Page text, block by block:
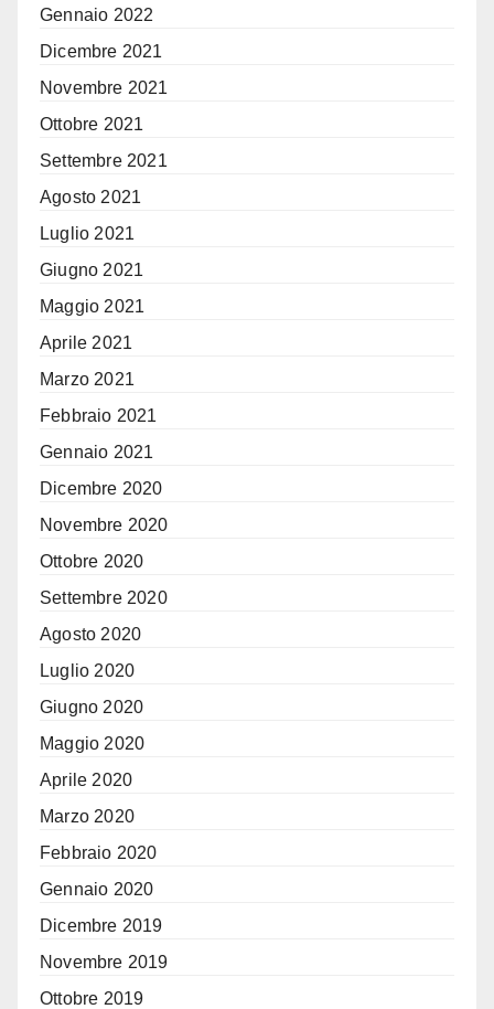
Gennaio 2022
Dicembre 2021
Novembre 2021
Ottobre 2021
Settembre 2021
Agosto 2021
Luglio 2021
Giugno 2021
Maggio 2021
Aprile 2021
Marzo 2021
Febbraio 2021
Gennaio 2021
Dicembre 2020
Novembre 2020
Ottobre 2020
Settembre 2020
Agosto 2020
Luglio 2020
Giugno 2020
Maggio 2020
Aprile 2020
Marzo 2020
Febbraio 2020
Gennaio 2020
Dicembre 2019
Novembre 2019
Ottobre 2019